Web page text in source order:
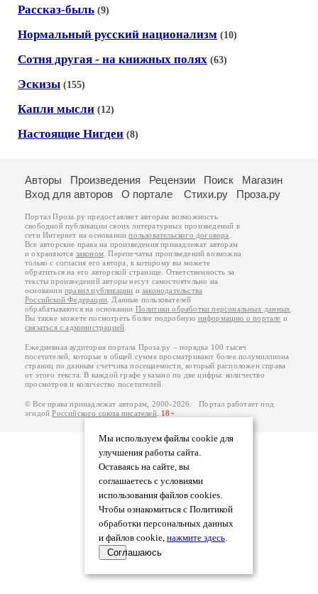
Рассказ-быль (9)
Нормальный русский национализм (10)
Сотня другая - на книжных полях (63)
Эскизы (155)
Капли мысли (12)
Настоящие Нигдеи (8)
Мы используем файлы cookie для
улучшения работы сайта.
Оставаясь на сайте, вы
соглашаетесь с условиями
использования файлов cookies.
Чтобы ознакомиться с Политикой
обработки персональных данных
и файлов cookie, нажмите здесь.
Соглашаюсь
Авторы Произведения Рецензии Поиск
Магазин
Вход для авторов
О портале Стихи.ру Проза.ру
Портал Проза.ру предоставляет авторам возможность
свободной публикации своих литературных произведений в
сети Интернет на основаниипользовательского договора
Все авторские права на произведения принадлежат авторам
и охраняются законом . Перепечатка произведений возможна
только с согласия его автора, к которому вы можете
обратиться на его авторской странице. Ответственность за
тексты произведений авторы несут самостоятельно на
основанииправил публикации изаконодательства
Российской Федерации . Данные пользователей
обрабатываются на основании Политики обработки персональных данных
Вы также можете посмотреть более подробную информацию о портале и
связаться с администрацией
Ежедневная аудитория портала Проза.ру – порядка 100 тысяч
посетителей, которые в общей сумме просматривают более полумиллиона
страниц по данным счетчика посещаемости, который расположен справа
от этого текста. В каждой графе указано по две цифры: количество
просмотров и количество посетителей.
© Все права принадлежат авторам, 2000-2026. Портал работает под
эгидойРоссийского союза писателей. 18+